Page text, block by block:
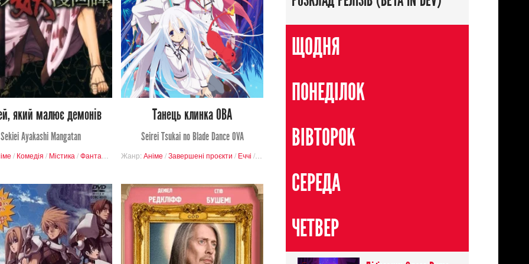
/Завершені проєкти
Переглядів
1 5
який малює демонів
Sekiei Ayakashi Mangatan
/ Комедія / Містика /Фантастика /Анонс проєктів
Переглядів
0 12
Танець клинка ОВА
Seirei Tsukai no Blade Dance OVA
Жанр: Аніме /Завершені проєкти / Еччі /
ЩОДНЯ
ПОНЕДІЛОК
ВІВТОРОК
СЕРЕДА
ЧЕТВЕР